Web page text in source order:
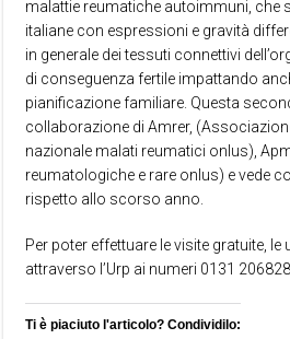
malattie reumatiche autoimmuni, che
italiane con espressioni e gravità
in generale dei tessuti connettivi
di conseguenza fertile impattando
pianificazione familiare. Questa
collaborazione di Amrer,
nazionale malati reumatici onlus),
reumatologiche e rare onlus) e vede
rispetto allo scorso anno.
Per poter effettuare le visite gratuite,
attraverso l’Urp ai numeri 0131
Ti è piaciuto l'articolo? Condividilo: